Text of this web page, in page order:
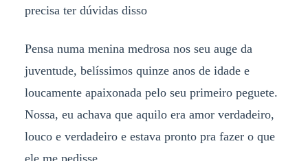
precisa ter dúvidas disso
Pensa numa menina medrosa nos seu auge da
juventude, belíssimos quinze anos de idade e
loucamente apaixonada pelo seu primeiro peguete.
Nossa, eu achava que aquilo era amor verdadeiro,
louco e verdadeiro e estava pronto pra fazer o que